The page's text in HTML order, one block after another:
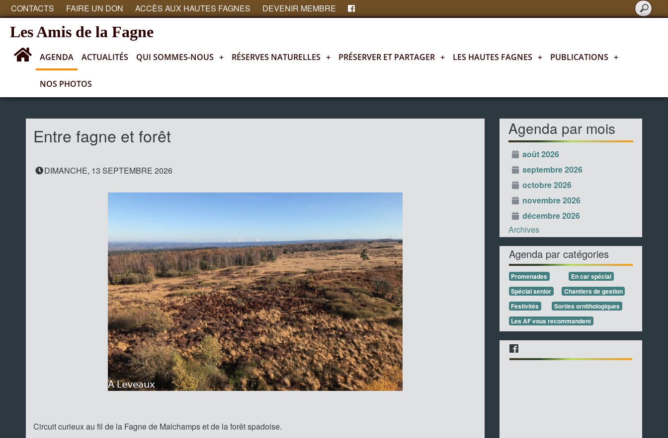
CONTACTS FAIRE UN DON ACCÈS AUX HAUTES FAGNES DEVENIR MEMBRE
Les Amis de la Fagne
AGENDA ACTUALITÉS QUI SOMMES-NOUS + RÉSERVES NATURELLES + PRÉSERVER ET PARTAGER + LES HAUTES FAGNES + PUBLICATIONS +
NOS PHOTOS
Agenda
Entre fagne et forêt
DIMANCHE, 13 SEPTEMBRE 2026
Circuit curieux au fil de la Fagne de Malchamps et de la forêt spadoise.
Agenda par mois
août 2026
septembre 2026
octobre 2026
novembre 2026
décembre 2026
Archives
Agenda par catégories
Promenades
En car spécial
Spécial senior
Chantiers de gestion
Festivités
Sorties ornithologiques
Les AF vous recommandent